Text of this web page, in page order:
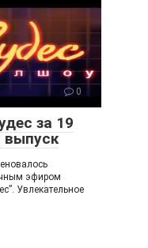
0
за 19
выпуск
эфиром
Увлекательное